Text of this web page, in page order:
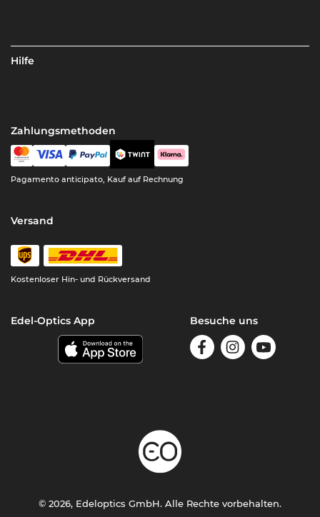
Hilfe
Zahlungsmethoden
Pagamento anticipato, Kauf auf Rechnung
Versand
Kostenloser Hin- und Rückversand
Edel-Optics App Besuche uns
© 2026, Edeloptics GmbH. Alle Rechte vorbehalten.